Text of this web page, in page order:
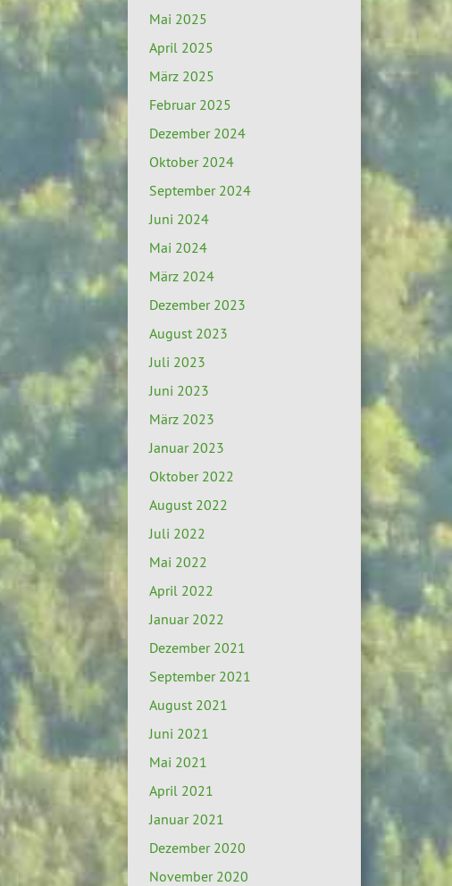
Mai 2025
April 2025
März 2025
Februar 2025
Dezember 2024
Oktober 2024
September 2024
Juni 2024
Mai 2024
März 2024
Dezember 2023
August 2023
Juli 2023
Juni 2023
März 2023
Januar 2023
Oktober 2022
August 2022
Juli 2022
Mai 2022
April 2022
Januar 2022
Dezember 2021
September 2021
August 2021
Juni 2021
Mai 2021
April 2021
Januar 2021
Dezember 2020
November 2020